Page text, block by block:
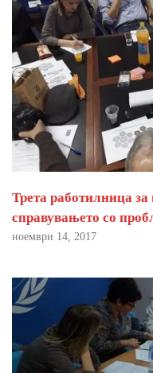
Трета работилница
справувањето со
ноември 14, 2017